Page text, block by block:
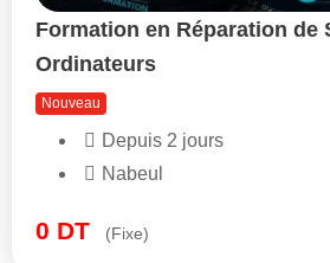
Formation en Réparation de
Ordinateurs
Nouveau
Depuis 2 jours
Nabeul
0 DT (Fixe)